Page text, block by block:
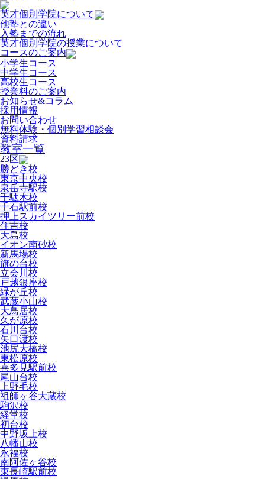
英才個別学院について
他塾との違い
入塾までの流れ
英才個別学院の授業について
コースのご案内
小学生コース
中学生コース
高校生コース
授業料のご案内
お知らせ&コラム
採用情報
お問い合わせ
無料体験・個別学習相談会
資料請求
教室一覧
23区
勝どき校
東京中央校
泉岳寺駅校
千駄木校
千石駅前校
押上スカイツリー前校
住吉校
大島校
イオン南砂校
新馬場校
旗の台校
立会川校
戸越銀座校
緑が丘校
武蔵小山校
大鳥居校
久が原校
石川台校
矢口渡校
池尻大橋校
東松原校
喜多見駅前校
尾山台校
上野毛校
祖師ヶ谷大蔵校
駒沢校
経堂校
初台校
中野坂上校
八幡山校
永福校
南阿佐ヶ谷校
東長崎駅前校